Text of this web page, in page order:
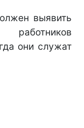
выявить
они служат